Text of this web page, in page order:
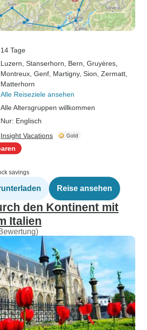
14 Tage
Luzern , Stanserhorn , Bern , Gruyères
Montreux , Genf , Martigny, Sion , Zermatt
Matterhorn
Alle Reiseziele ansehen
Alle Altersgruppen willkommen
Nur: Englisch
Insight Vacations
savings
Reise ansehen
den Kontinent mit
Italien